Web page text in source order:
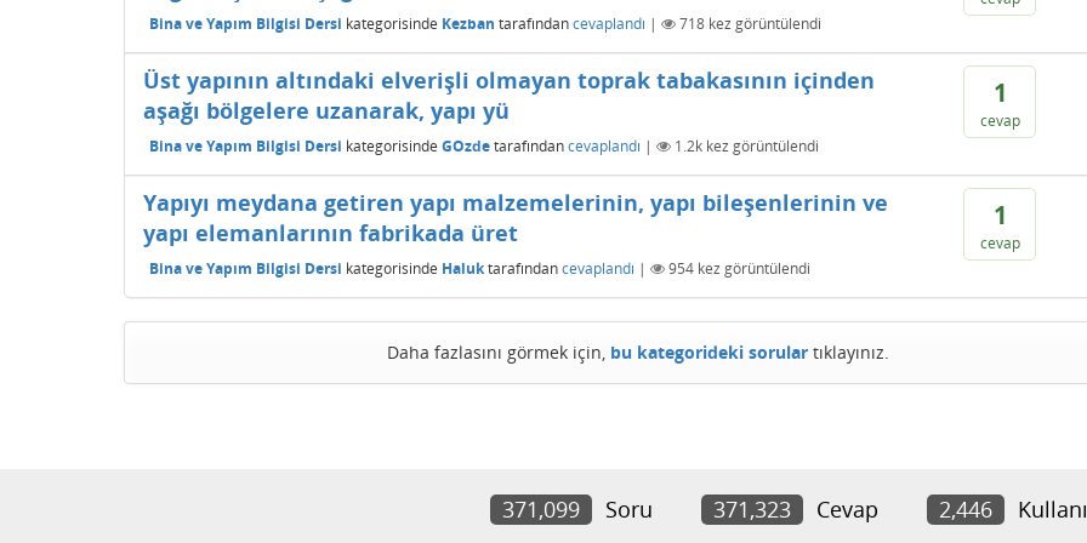
Bina ve Yapım Bilgisi Dersi kategorisinde Kezban tarafındancevaplandı | 718 kez görüntülendi
1
cevap
Üst yapının altındaki elverişli olmayan toprak tabakasının içinden
aşağı bölgelere uzanarak, yapı yü
Bina ve Yapım Bilgisi Dersi kategorisinde GOzdetarafındancevaplandı | 1.2k kez görüntülendi
1
cevap
Yapıyı meydana getiren yapı malzemelerinin, yapı bileşenlerinin ve
yapı elemanlarının fabrikada üret
Bina ve Yapım Bilgisi Dersi kategorisinde Haluktarafındancevaplandı | 954 kez görüntülendi
Daha fazlasını görmek için, bu kategorideki sorulartıklayınız.
371,099 Soru 371,323 Cevap 2,446